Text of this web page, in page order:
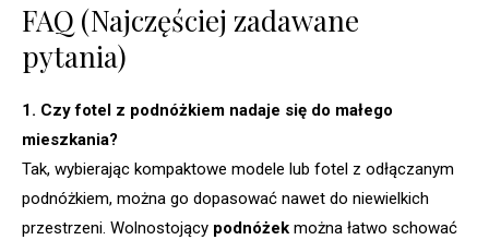
FAQ (Najczęściej zadawane
pytania)
1. Czy fotel z podnóżkiem nadaje się do małego
mieszkania?
Tak, wybierając kompaktowe modele lub fotel z odłączanym
podnóżkiem, można go dopasować nawet do niewielkich
przestrzeni. Wolnostojący podnóżek można łatwo schować